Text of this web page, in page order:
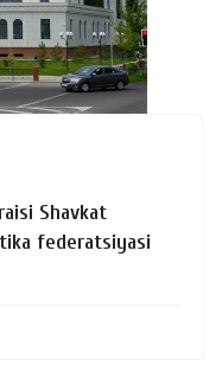
Shavkat
federatsiyasi